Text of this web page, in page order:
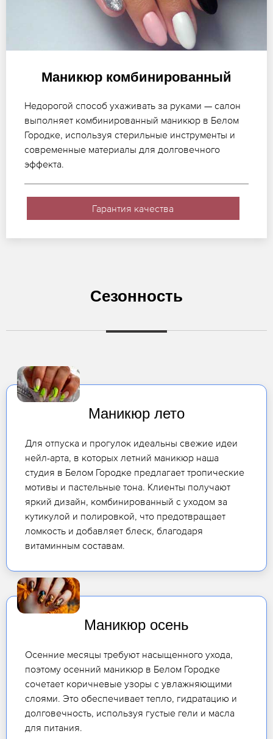
Маникюр комбинированный
Недорогой способ ухаживать за руками — салон
выполняет комбинированный маникюр в Белом
Городке, используя стерильные инструменты и
современные материалы для долговечного
эффекта.
Гарантия качества
Сезонность
Маникюр лето
Для отпуска и прогулок идеальны свежие идеи
нейл-арта, в которых летний маникюр наша
студия в Белом Городке предлагает тропические
мотивы и пастельные тона. Клиенты получают
яркий дизайн, комбинированный с уходом за
кутикулой и полировкой, что предотвращает
ломкость и добавляет блеск, благодаря
витаминным составам.
Маникюр осень
Осенние месяцы требуют насыщенного ухода,
поэтому осенний маникюр в Белом Городке
сочетает коричневые узоры с увлажняющими
слоями. Это обеспечивает тепло, гидратацию и
долговечность, используя густые гели и масла
для питания.